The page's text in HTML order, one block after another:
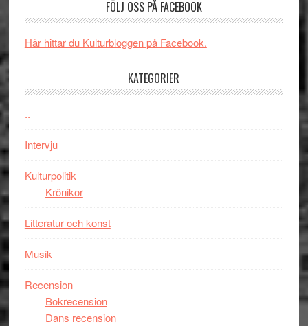
Brand
kan
FÖLJ OSS PÅ FACEBOOK
Här hittar du Kulturbloggen på Facebook.
KATEGORIER
..
Intervju
Kulturpolitik
Krönikor
Litteratur och konst
Musik
Recension
Bokrecension
Dans recension